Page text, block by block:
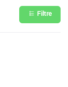
Filtre